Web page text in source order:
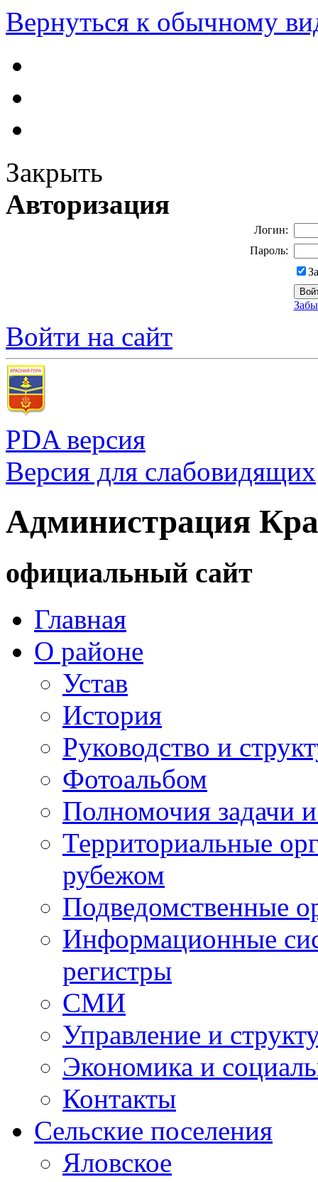
Вернуться к обычному
Закрыть
Авторизация
Логин:
Пароль:
Войти на сайт
PDA версия
Версия для слабовидящих
Администрация
официальный сайт
Главная
О районе
Устав
История
Руководство и
Фотоальбом
Полномочия задачи
Территориальные
рубежом
Подведомственные
Информационные
регистры
СМИ
Управление и
Экономика и
Контакты
Сельские поселения
Яловское